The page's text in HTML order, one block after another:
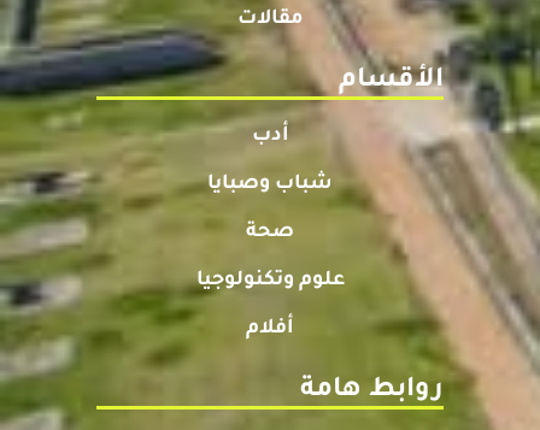
مقالات
الأقسام
أدب
شباب وصبايا
صحة
علوم وتكنولوجيا
أفلام
روابط هامة